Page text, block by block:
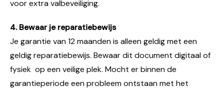
voor extra valbeveiliging.
4. Bewaar je reparatiebewijs
Je garantie van 12 maanden is alleen geldig met een
geldig reparatiebewijs. Bewaar dit document digitaal of
fysiek op een veilige plek. Mocht er binnen de
garantieperiode een probleem ontstaan met het